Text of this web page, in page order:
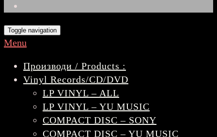
Toggle navigation
Menu
Производи / Products :
Vinyl Records/CD/DVD
LP VINYL – ALL
LP VINYL – YU MUSIC
COMPACT DISC – SONY
COMPACT DISC – YU MUSIC